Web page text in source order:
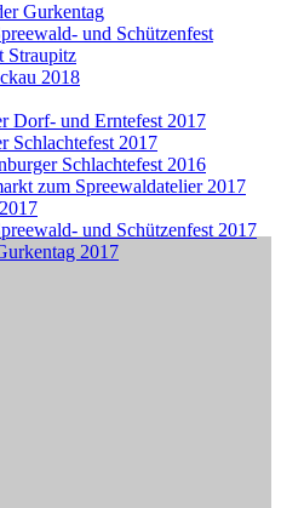
Gurkentag
und Schützenfest
Straupitz
2018
Dorf- und Erntefest 2017
Schlachtefest 2017
Schlachtefest 2016
zum Spreewaldatelier 2017
und Schützenfest 2017
2017